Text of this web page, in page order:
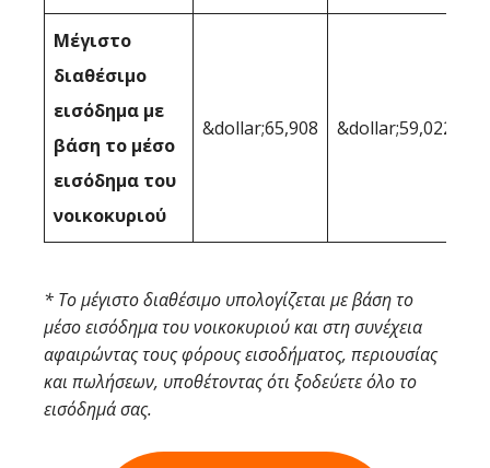
Μέγιστο
διαθέσιμο
εισόδημα με
βάση το μέσο
εισόδημα του
νοικοκυριού
&dollar;65,908 &dollar;59,022
* Το μέγιστο διαθέσιμο υπολογίζεται με βάση το
μέσο εισόδημα του νοικοκυριού και στη συνέχεια
αφαιρώντας τους φόρους εισοδήματος, περιουσίας
και πωλήσεων, υποθέτοντας ότι ξοδεύετε όλο το
εισόδημά σας.